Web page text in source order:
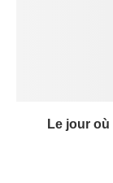
Le jour